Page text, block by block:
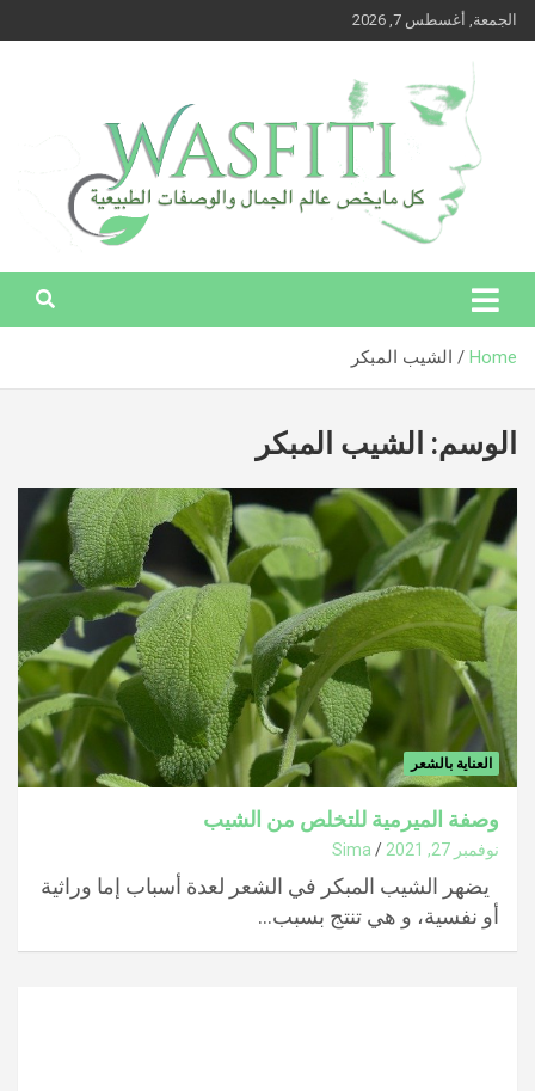
Skip
to
الجمعة, أغسطس 7, 2026
وصفتي – كل ما يخص عالم الجمال
والوصفات الطبيعية
Home الشيب المبكر
الوسم: الشيب المبكر
العناية بالشعر
وصفة الميرمية للتخلص من الشيب
نوفمبر 27, 2021 Sima
يضهر الشيب المبكر في الشعر لعدة أسباب إما وراثية
أو نفسية، و هي تنتج بسبب…